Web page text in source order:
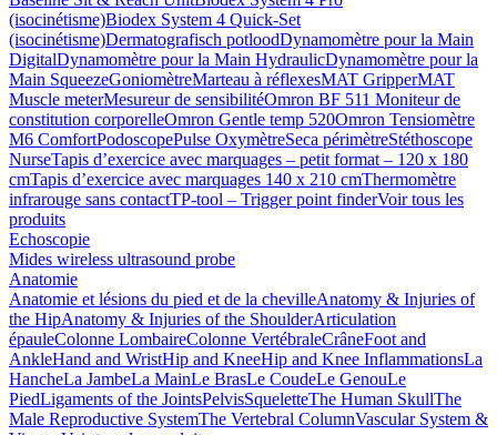
(isocinétisme)Biodex System 4 Quick-Set
(isocinétisme)Dermatografisch potloodDynamomètre pour la Main
DigitalDynamomètre pour la Main HydraulicDynamomètre pour la
Main SqueezeGoniomètreMarteau à réflexesMAT GripperMAT
Muscle meterMesureur de sensibilitéOmron BF 511 Moniteur de
constitution corporelleOmron Gentle temp 520Omron Tensiomètre
M6 ComfortPodoscopePulse OxymètreSeca périmètreStéthoscope
NurseTapis d’exercice avec marquages – petit format – 120 x 180
cmTapis d’exercice avec marquages 140 x 210 cmThermomètre
infrarouge sans contactTP-tool – Trigger point finderVoir tous les
produits
Echoscopie
Mides wireless ultrasound probe
Anatomie
Anatomie et lésions du pied et de la chevilleAnatomy & Injuries of
the HipAnatomy & Injuries of the ShoulderArticulation
épauleColonne LombaireColonne VertébraleCrâneFoot and
AnkleHand and WristHip and KneeHip and Knee InflammationsLa
HancheLa JambeLa MainLe BrasLe CoudeLe GenouLe
PiedLigaments of the JointsPelvisSqueletteThe Human SkullThe
Male Reproductive SystemThe Vertebral ColumnVascular System &